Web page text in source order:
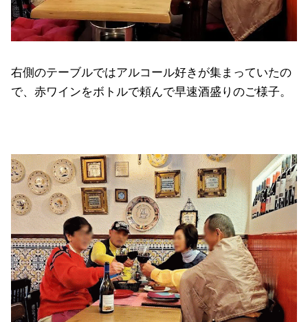
右側のテーブルではアルコール好きが集まっていたの
で、赤ワインをボトルで頼んで早速酒盛りのご様子。